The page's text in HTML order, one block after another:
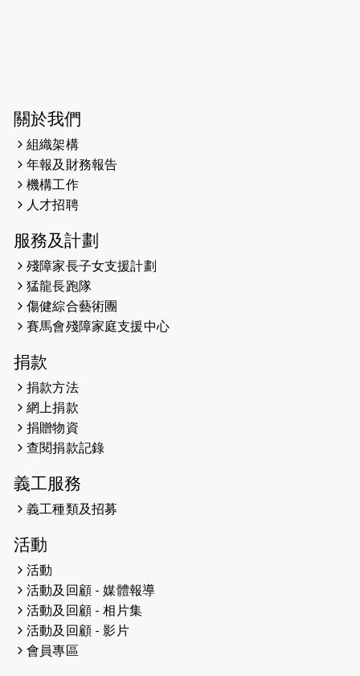
2024-01-01
2023-11-28
2023-09-30
共融理念 港聞 2023.09.30 金金
2023-06-28
2023-06-15
RTHK 香港電台-凝聚香港：第二百五
2023-06-07
2023-06-01
2023-05-29
2023-05-29
副隊長 梁翠珊】運動員用熱血同堅
持，喺冰球場上劃出歷史性佳績。
2023-05-29
【東網】殘障家長照顧健全子女遇困
關於我們
組織架構
年報及財務報告
機構工作
人才招聘
服務及計劃
殘障家長子女支援計劃
猛龍長跑隊
傷健綜合藝術團
賽馬會殘障家庭支援中心
捐款
捐款方法
網上捐款
捐贈物資
查閱捐款記錄
義工服務
義工種類及招募
活動
活動
活動及回顧 - 媒體報導
活動及回顧 - 相片集
活動及回顧 - 影片
會員專區